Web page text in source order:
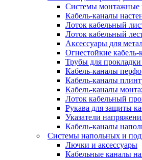
Системы монтажные
Кабель-каналы
Лоток кабельный
Лоток кабельный
Аксессуары для
Огнестойкие кабель-
Трубы для прокладки
Кабель-каналы
Кабель-каналы
Кабель-каналы
Лоток кабельный
Рукава для защиты
Указатели
Кабель-каналы
Системы напольных и
Лючки и аксессуары
Кабельные каналы